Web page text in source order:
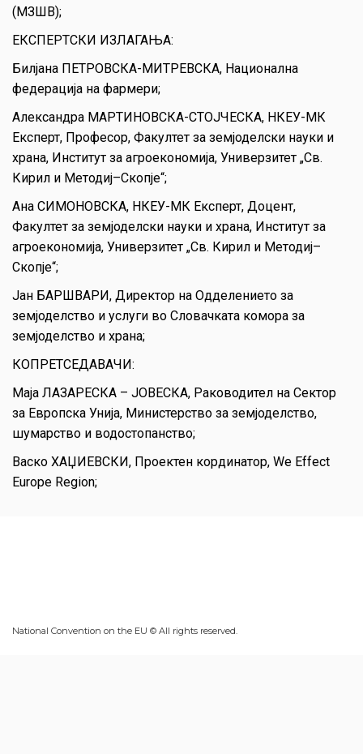
(МЗШВ);
ЕКСПЕРТСКИ ИЗЛАГАЊА:
Билјана ПЕТРОВСКА-МИТРЕВСКА, Национална
федерација на фармери;
Александра МАРТИНОВСКА-СТОЈЧЕСКА, НКЕУ-МК
Експерт, Професор, Факултет за земјоделски науки и
храна, Институт за агроекономија, Универзитет „Св.
Кирил и Методиј–Скопје“;
Ана СИМОНОВСКА, НКЕУ-МК Експерт, Доцент,
Факултет за земјоделски науки и храна, Институт за
агроекономија, Универзитет „Св. Кирил и Методиј–
Скопје“;
Јан БАРШВАРИ, Директор на Одделението за
земјоделство и услуги во Словачката комора за
земјоделство и храна;
КОПРЕТСЕДАВАЧИ:
Маја ЛАЗАРЕСКА – ЈОВЕСКА, Раководител на Сектор
за Европска Унија, Министерство за земјоделство,
шумарство и водостопанство;
Васко ХАЏИЕВСКИ, Проектен кординатор, We Effect
Europe Region;
National Convention on the EU © All rights reserved.